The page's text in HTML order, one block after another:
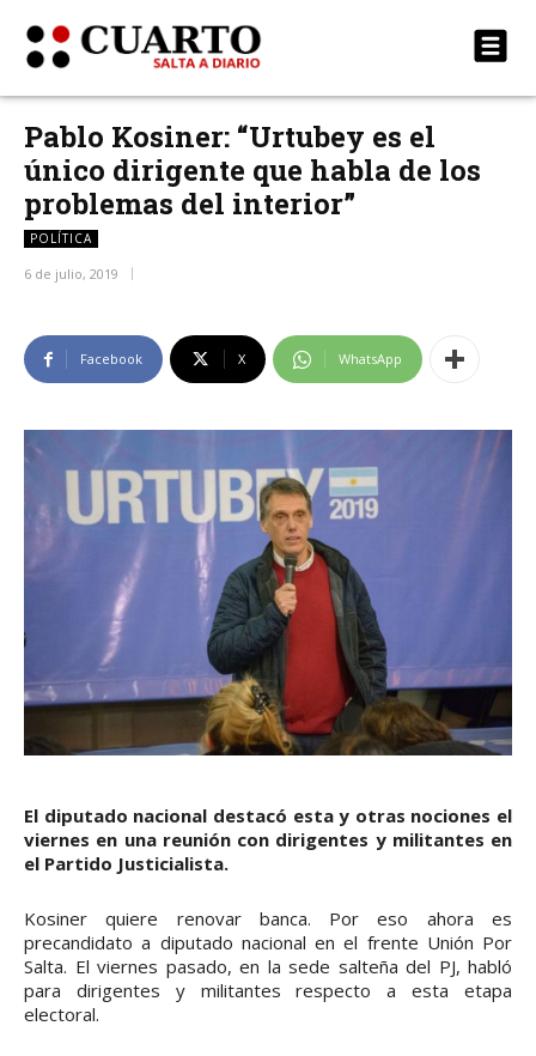
Pablo Kosiner: “Urtubey es el
único dirigente que habla de los
problemas del interior”
POLÍTICA
6 de julio, 2019
Facebook X WhatsApp
El diputado nacional destacó esta y otras nociones el
viernes en una reunión con dirigentes y militantes en
el Partido Justicialista.
Kosiner quiere renovar banca. Por eso ahora es
precandidato a diputado nacional en el frente Unión Por
Salta. El viernes pasado, en la sede salteña del PJ, habló
para dirigentes y militantes respecto a esta etapa
electoral.